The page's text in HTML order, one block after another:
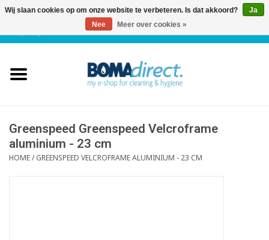
Klantenservice
Blog
Greenspeed Greenspeed Velcroframe
aluminium - 23 cm
HOME/GREENSPEED VELCROFRAME ALUMINIUM - 23 CM
Wij slaan cookies op om onze website te verbeteren. Is dat akkoord?
Ja
Nee
Meer over cookies »